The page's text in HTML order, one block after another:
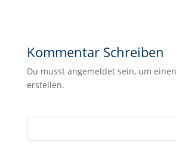
Kommentar Schreiben
Du musst angemeldet sein, um
erstellen.